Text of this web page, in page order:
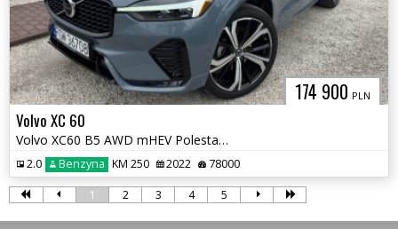
174 900 PLN
Volvo XC 60
Volvo XC60 B5 AWD mHEV Polestar Facelift
2.0 Benzyna KM 250 2022 78000
1 2 3 4 5